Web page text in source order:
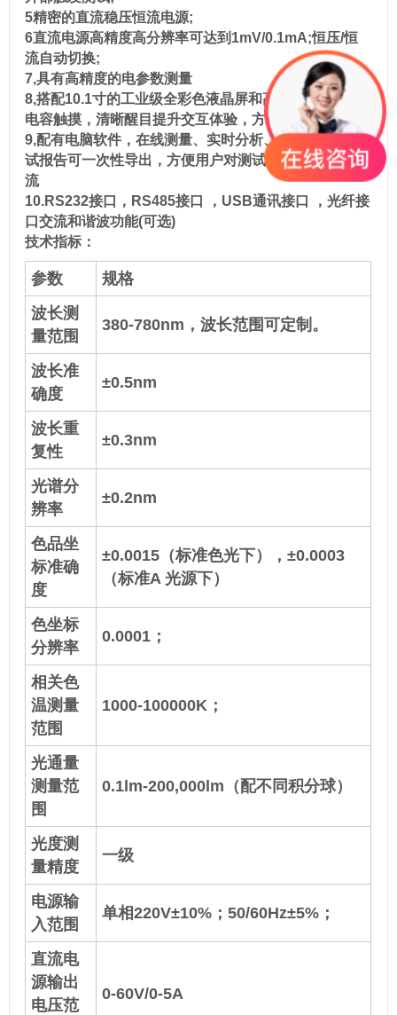
5精密的直流稳压恒流电源;
6直流电源高精度高分辨率可达到1mV/0.1mA;恒压/恒
流自动切换;
7,具有高精度的电参数测量
8,搭配10.1寸的工业级全彩色液晶屏和高灵敏度的全屏
电容触摸，清晰醒目提升交互体验，方便用户使用;
9,配有电脑软件，在线测量、实时分析、文件保存、测
试报告可一次性导出，方便用户对测试结果的分享和交
流
10.RS232接口，RS485接口 ，USB通讯接口 ，光纤接
口交流和谐波功能(可选)
技术指标：
参数
规格
波长测
量范围
380-780nm，波长范围可定制。
波长准
确度
±0.5nm
波长重
复性
±0.3nm
光谱分
辨率
±0.2nm
色品坐
标准确
度
±0.0015（标准色光下），±0.0003
（标准A 光源下）
色坐标
分辨率
0.0001；
相关色
温测量
范围
1000-100000K；
光通量
测量范
围
0.1lm-200,000lm（配不同积分球）
光度测
量精度
一级
电源输
入范围
单相220V±10%；50/60Hz±5%；
直流电
源输出
电压范
0-60V/0-5A